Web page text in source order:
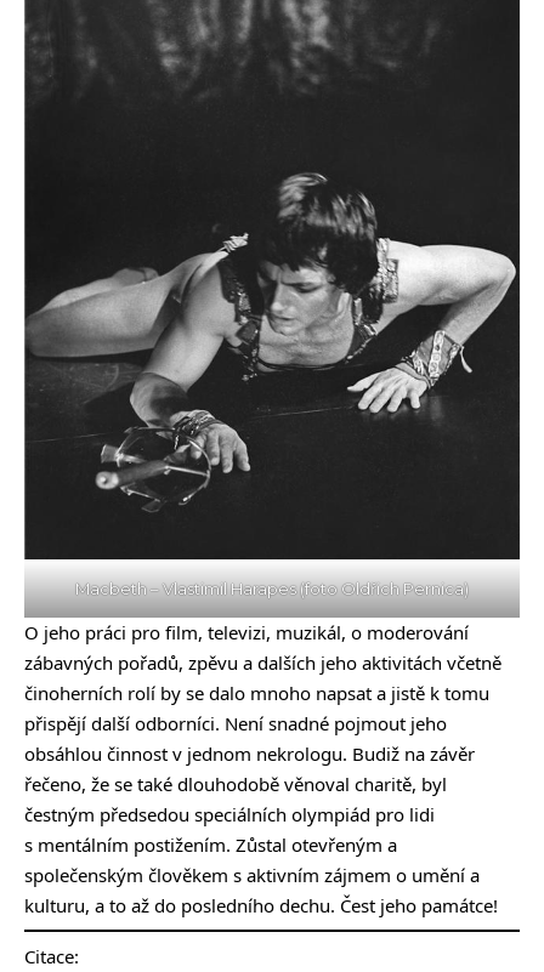
Macbeth – Vlastimil Harapes (foto Oldřich Pernica)
O jeho práci pro film, televizi, muzikál, o moderování
zábavných pořadů, zpěvu a dalších jeho aktivitách včetně
činoherních rolí by se dalo mnoho napsat a jistě k tomu
přispějí další odborníci. Není snadné pojmout jeho
obsáhlou činnost v jednom nekrologu. Budiž na závěr
řečeno, že se také dlouhodobě věnoval charitě, byl
čestným předsedou speciálních olympiád pro lidi
s mentálním postižením. Zůstal otevřeným a
společenským člověkem s aktivním zájmem o umění a
kulturu, a to až do posledního dechu. Čest jeho památce!
Citace: